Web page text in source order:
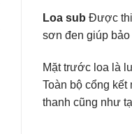
Loa sub Được
sơn đen giúp bảo
Mặt trước loa là
Toàn bộ cổng
thanh cũng như